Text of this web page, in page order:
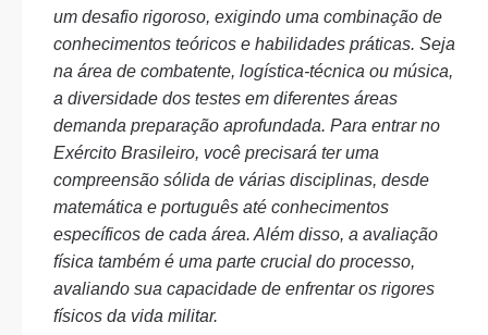
um desafio rigoroso, exigindo uma combinação de
conhecimentos teóricos e habilidades práticas. Seja
na área de combatente, logística-técnica ou música,
a diversidade dos testes em diferentes áreas
demanda preparação aprofundada. Para entrar no
Exército Brasileiro, você precisará ter uma
compreensão sólida de várias disciplinas, desde
matemática e português até conhecimentos
específicos de cada área. Além disso, a avaliação
física também é uma parte crucial do processo,
avaliando sua capacidade de enfrentar os rigores
físicos da vida militar.